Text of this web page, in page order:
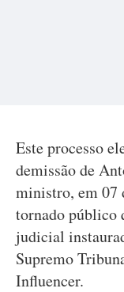
Este processo
demissão de
ministro, em 07
tornado público
judicial
Supremo
Influencer.